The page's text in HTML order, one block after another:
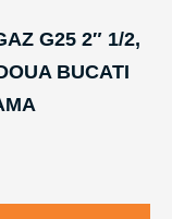
G25 2″ 1/2,
BUCATI